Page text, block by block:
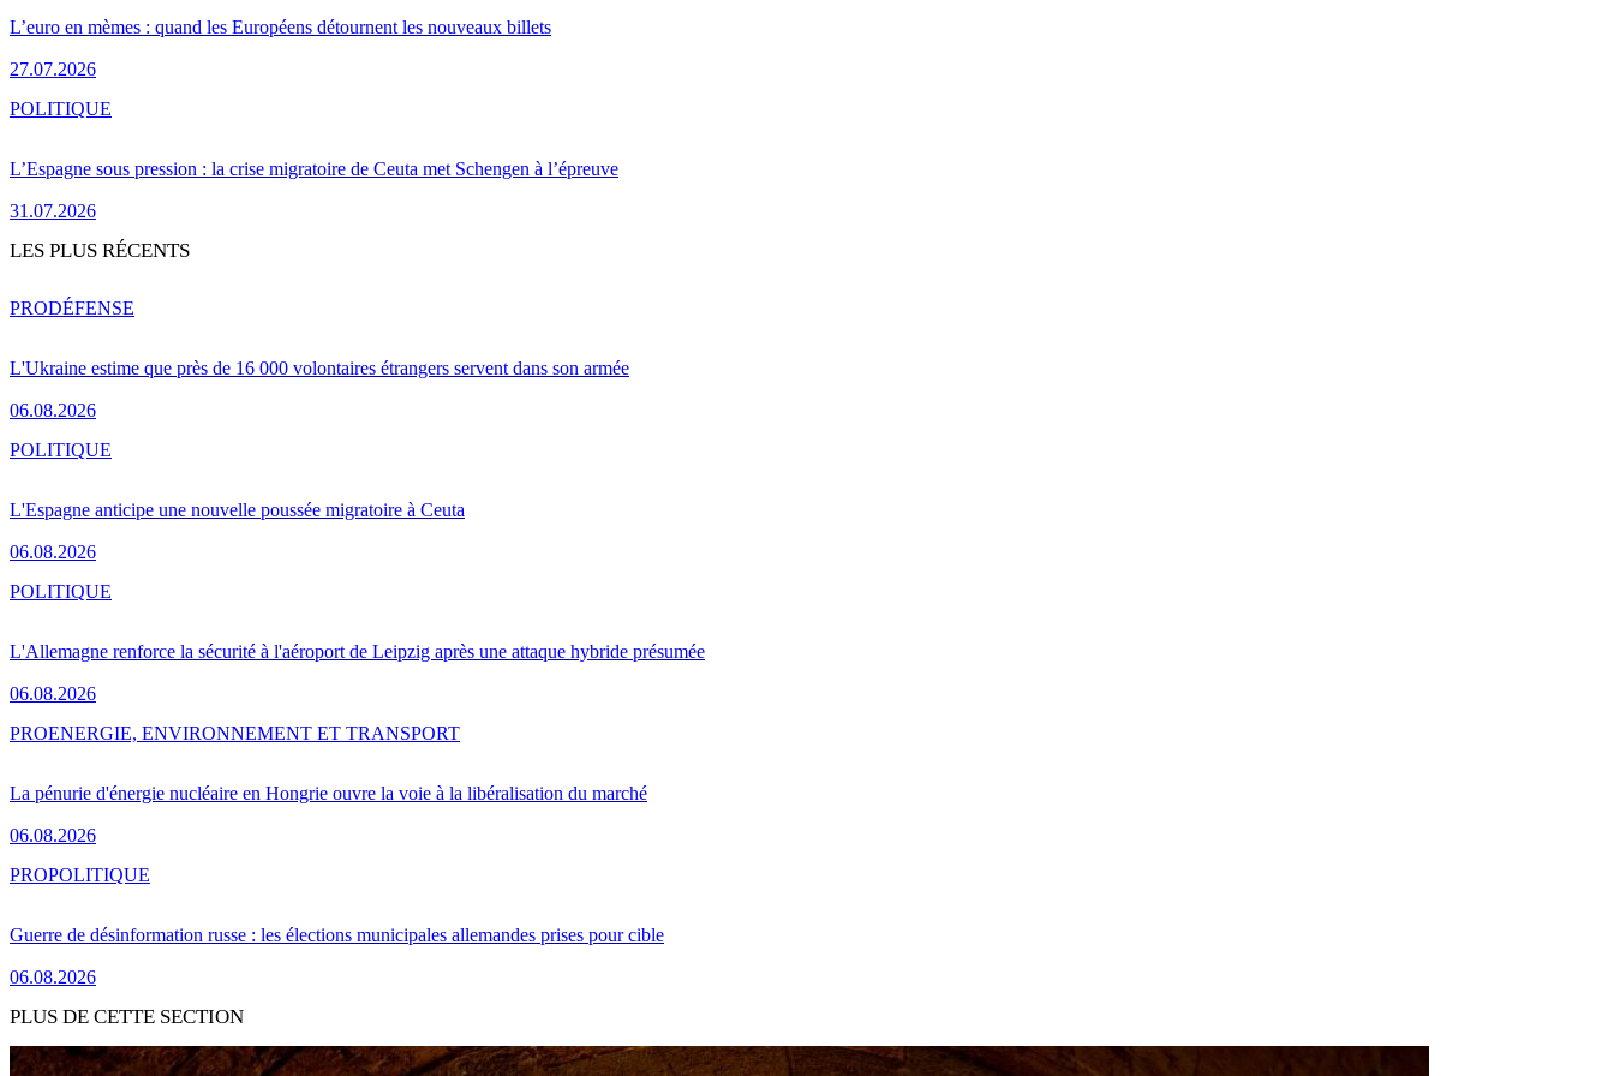
L’euro en mèmes : quand les Européens détournent les nouveaux billets
27.07.2026
L’Espagne sous pression : la crise migratoire de Ceuta met Schengen à l’épreuve
31.07.2026
POLITIQUE
LES PLUS RÉCENTS
L'Ukraine estime que près de 16 000 volontaires étrangers servent dans son armée
06.08.2026
PRODÉFENSE
L'Espagne anticipe une nouvelle poussée migratoire à Ceuta
06.08.2026
POLITIQUE
L'Allemagne renforce la sécurité à l'aéroport de Leipzig après une attaque hybride présumée
06.08.2026
POLITIQUE
La pénurie d'énergie nucléaire en Hongrie ouvre la voie à la libéralisation du marché
06.08.2026
PROENERGIE, ENVIRONNEMENT ET TRANSPORT
Guerre de désinformation russe : les élections municipales allemandes prises pour cible
06.08.2026
PROPOLITIQUE
PLUS DE CETTE SECTION